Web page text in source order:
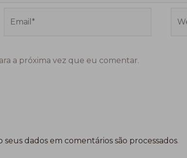
a próxima vez que eu comentar.
seus dados em comentários são processados.